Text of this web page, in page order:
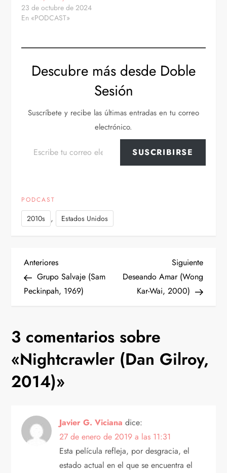
23 de octubre de 2024
En «PODCAST»
Descubre más desde Doble
Sesión
Suscríbete y recibe las últimas entradas en tu correo
electrónico.
SUSCRIBIRSE
PODCAST
2010s , Estados Unidos
N
a
e
g
a
c
i
Entrada
anterior
Anteriores
Grupo Salvaje (Sam
Peckinpah, 1969)
Siguiente
Deseando Amar (Wong
Kar-Wai, 2000)
3 comentarios sobre
«Nightcrawler (Dan Gilroy,
2014)»
Javier G. Viciana dice:
27 de enero de 2019 a las 11:31
Esta película refleja, por desgracia, el
estado actual en el que se encuentra el